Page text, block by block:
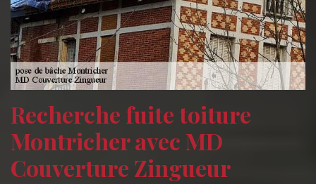
Recherche fuite toiture
Montricher avec MD
Couverture Zingueur